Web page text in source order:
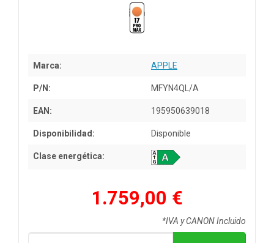
Marca: APPLE
P/N: MFYN4QL/A
EAN: 195950639018
Disponibilidad: Disponible
Clase energética:
1.759,00 €
*IVA y CANON Incluido